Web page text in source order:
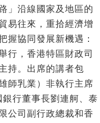
」沿線國家及地區的
易往來，重拾經濟增
握協同發展新機遇：
行，香港特區財政司
持。出席的講者包
師乳業）非執行主席
行董事長劉連舸、泰
公司副行政總裁和香